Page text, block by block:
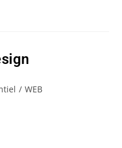
/ WEB